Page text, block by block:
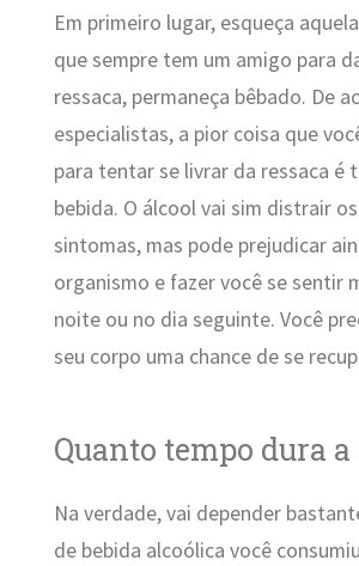
Em primeiro lugar, esqueça
que sempre tem um amigo para
ressaca, permaneça bêbado. De
especialistas, a pior coisa que
para tentar se livrar da ressaca é
bebida. O álcool vai sim distrair
sintomas, mas pode prejudicar
organismo e fazer você se sentir
noite ou no dia seguinte. Você
seu corpo uma chance de se
Quanto tempo dura a
Na verdade, vai depender
de bebida alcoólica você